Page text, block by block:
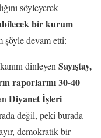
söyleyerek
bir kurum
şöyle devam etti:
dinleyen Sayıştay,
raporlarını 30-40
Diyanet İşleri
değil, peki burada
demokratik bir